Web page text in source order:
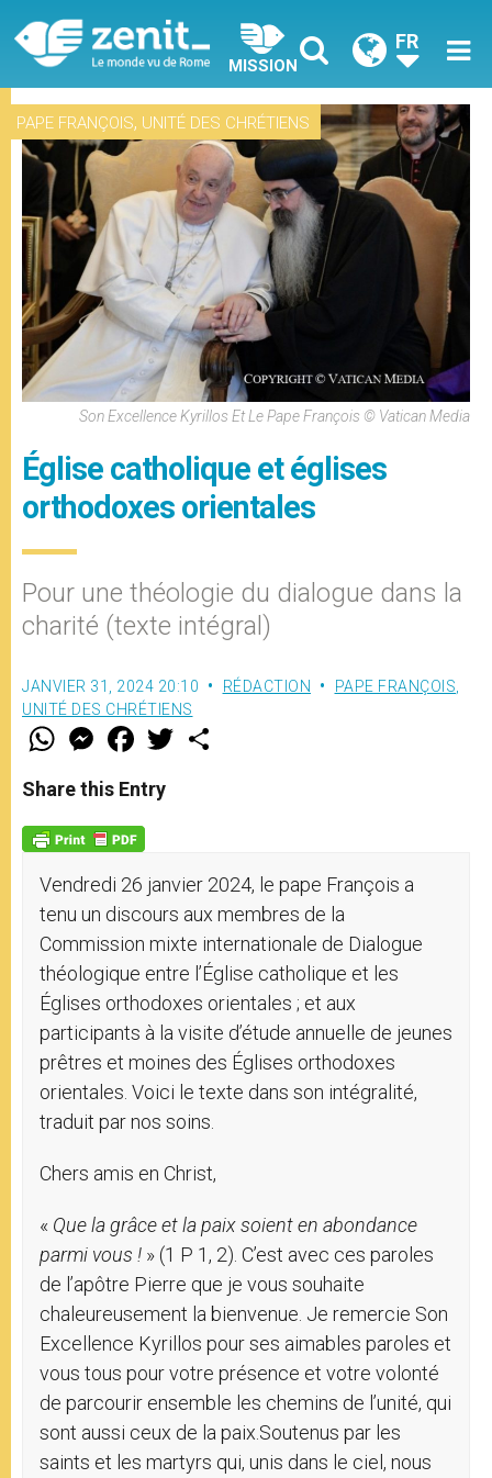
MISSION
FR
PAPE FRANÇOIS, UNITÉ DES CHRÉTIENS
Son Excellence Kyrillos Et Le Pape François © Vatican Media
Église catholique et églises
orthodoxes orientales
Pour une théologie du dialogue dans la
charité (texte intégral)
JANVIER 31, 2024 20:10 RÉDACTION PAPE FRANÇOIS
UNITÉ DES CHRÉTIENS
W
t
s
p
p
M
e
s
e
g
e
F
a
e
b
o
k
w
Share this Entry
Vendredi 26 janvier 2024, le pape François a
tenu un discours aux membres de la
Commission mixte internationale de Dialogue
théologique entre l’Église catholique et les
Églises orthodoxes orientales ; et aux
participants à la visite d’étude annuelle de jeunes
prêtres et moines des Églises orthodoxes
orientales. Voici le texte dans son intégralité,
traduit par nos soins.
Chers amis en Christ,
« Que la grâce et la paix soient en abondance
parmi vous ! » (1 P 1, 2). C’est avec ces paroles
de l’apôtre Pierre que je vous souhaite
chaleureusement la bienvenue. Je remercie Son
Excellence Kyrillos pour ses aimables paroles et
vous tous pour votre présence et votre volonté
de parcourir ensemble les chemins de l’unité, qui
sont aussi ceux de la paix.Soutenus par les
saints et les martyrs qui, unis dans le ciel, nous